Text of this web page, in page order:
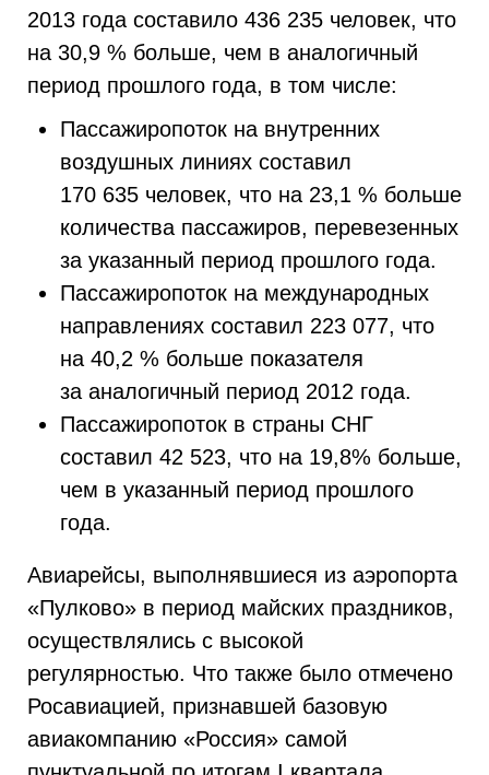
2013 года составило 436 235 человек, что
на 30,9 % больше, чем в аналогичный
период прошлого года, в том числе:
Пассажиропоток на внутренних
воздушных линиях составил
170 635 человек, что на 23,1 % больше
количества пассажиров, перевезенных
за указанный период прошлого года.
Пассажиропоток на международных
направлениях составил 223 077, что
на 40,2 % больше показателя
за аналогичный период 2012 года.
Пассажиропоток в страны СНГ
составил 42 523, что на 19,8% больше,
чем в указанный период прошлого
года.
Авиарейсы, выполнявшиеся из аэропорта
«Пулково» в период майских праздников,
осуществлялись с высокой
регулярностью. Что также было отмечено
Росавиацией, признавшей базовую
авиакомпанию «Россия» самой